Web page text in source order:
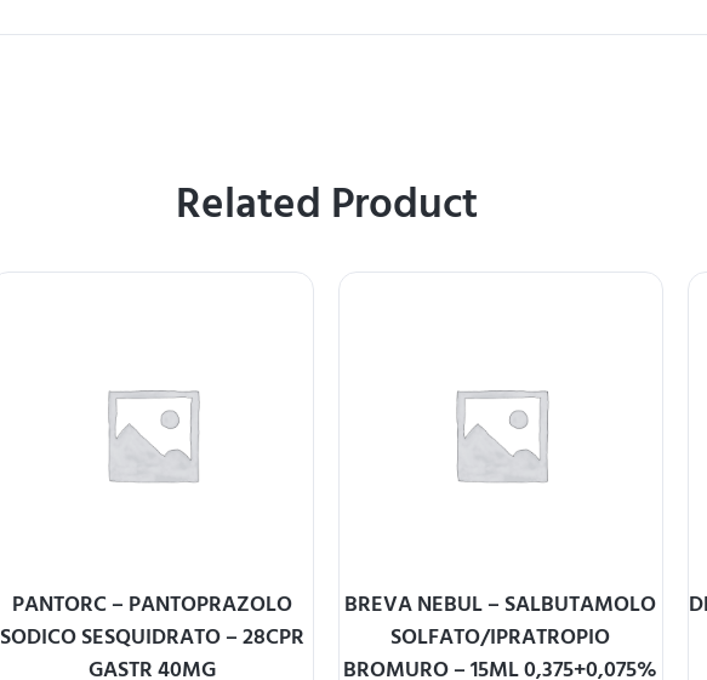
Related Product
PANTORC – PANTOPRAZOLO
SODICO SESQUIDRATO – 28CPR
GASTR 40MG
BREVA NEBUL – SALBUTAMOLO
SOLFATO/IPRATROPIO
BROMURO – 15ML 0,375+0,075%